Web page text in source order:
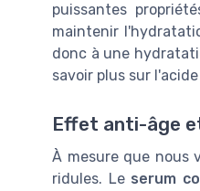
puissantes
maintenir
donc à une
savoir plus sur
Effet anti-âge
À mesure que nous
ridules. Le serum